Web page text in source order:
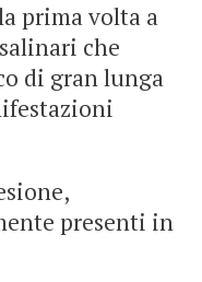
prima volta a
che
di gran lunga
presenti in